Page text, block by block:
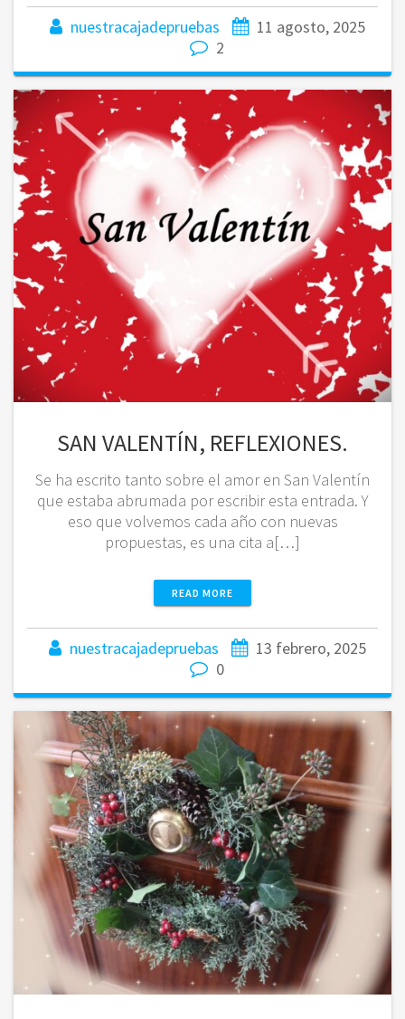
nuestracajadepruebas
11 agosto, 2025
2
SAN VALENTÍN, REFLEXIONES.
Se ha escrito tanto sobre el amor en San Valentín
que estaba abrumada por escribir esta entrada. Y
eso que volvemos cada año con nuevas
propuestas, es una cita a[…]
READ MORE
nuestracajadepruebas
13 febrero, 2025
0